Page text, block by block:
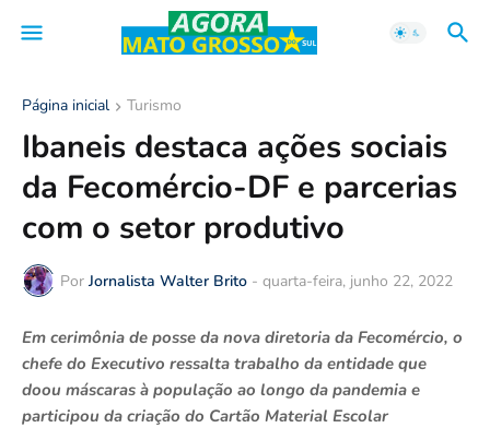
Página inicial Turismo
Ibaneis destaca ações sociais
da Fecomércio-DF e parcerias
com o setor produtivo
Por Jornalista Walter Brito - quarta-feira, junho 22, 2022
Em cerimônia de posse da nova diretoria da Fecomércio, o
chefe do Executivo ressalta trabalho da entidade que
doou máscaras à população ao longo da pandemia e
participou da criação do Cartão Material Escolar